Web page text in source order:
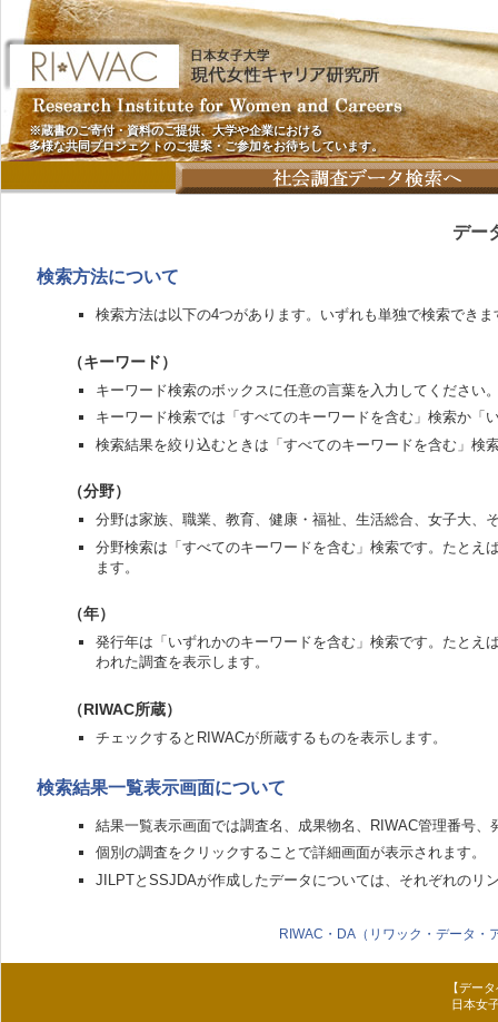
※蔵書のご寄付・資料のご提供、大学や企業における
多様な共同プロジェクトのご提案・ご参加をお待ちしています。
デー
検索方法について
検索方法は以下の4つがあります。いずれも単独で検索でき
（キーワード）
キーワード検索のボックスに任意の言葉を入力してください
キーワード検索では「すべてのキーワードを含む」検索か「
検索結果を絞り込むときは「すべてのキーワードを含む」検
（分野）
分野は家族、職業、教育、健康・福祉、生活総合、女子大、
分野検索は「すべてのキーワードを含む」検索です。たとえ
ます。
（年）
発行年は「いずれかのキーワードを含む」検索です。たとえ
われた調査を表示します。
（RIWAC所蔵）
チェックするとRIWACが所蔵するものを表示します。
検索結果一覧表示画面について
結果一覧表示画面では調査名、成果物名、RIWAC管理番号
個別の調査をクリックすることで詳細画面が表示されます。
JILPTとSSJDAが作成したデータについては、それぞれのリ
RIWAC・DA（リワック・データ・
【デー
日本女